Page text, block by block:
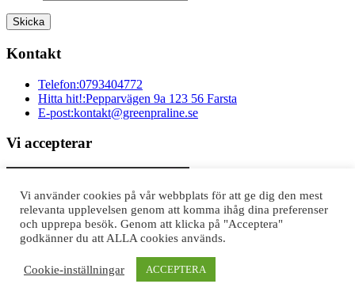
Kontakt
Telefon:0793404772
Hitta hit!:Pepparvägen 9a 123 56 Farsta
E-post:kontakt@greenpraline.se
Vi accepterar
Vi använder cookies på vår webbplats för att ge dig den mest
relevanta upplevelsen genom att komma ihåg dina preferenser
och upprepa besök. Genom att klicka på "Acceptera"
godkänner du att ALLA cookies används.
Cookie-inställningar ACCEPTERA
Swedish